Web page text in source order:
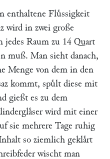
enthaltene Fluͤssigkeit
wird in zwei große
jedes Raum zu 14 Quart
muß. Man sieht danach,
Menge von dem in den
kommt, spuͤlt diese mit
gießt es zu dem
wird mit einer
sie mehrere Tage ruhig
so ziemlich geklaͤrt
wischt man